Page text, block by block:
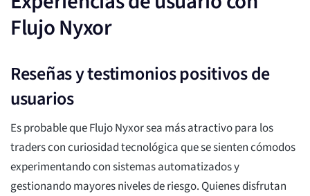
Flujo Nyxor
Reseñas y testimonios positivos de
usuarios
Es probable que Flujo Nyxor sea más atractivo para los
traders con curiosidad tecnológica que se sienten cómodos
experimentando con sistemas automatizados y
gestionando mayores niveles de riesgo. Quienes disfrutan